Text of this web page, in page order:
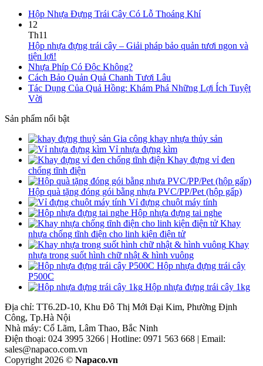
Hộp Nhựa Đựng Trái Cây Có Lỗ Thoáng Khí
12
Th11
Hộp nhựa đựng trái cây – Giải pháp bảo quản tươi ngon và
tiện lợi!
Nhựa Phíp Có Độc Không?
Cách Bảo Quản Quả Chanh Tươi Lâu
Tác Dụng Của Quả Hồng: Khám Phá Những Lợi Ích Tuyệt
Vời
Sản phẩm nổi bật
Gia công khay nhựa thủy sản
Vỉ nhựa đựng kìm
Khay đựng vỉ đen
chống tĩnh điện
Hộp quà tặng đóng gói bằng nhựa PVC/PP/Pet (hộp gấp)
Vỉ đựng chuột máy tính
Hộp nhựa đựng tai nghe
Khay
nhựa chống tĩnh điện cho linh kiện điện tử
Khay
nhựa trong suốt hình chữ nhật & hình vuông
Hộp nhựa đựng trái cây
P500C
Hộp nhựa đựng trái cây 1kg
Địa chỉ: TT6.2D-10, Khu Đô Thị Mới Đại Kim, Phường Định
Công, Tp.Hà Nội
Nhà máy: Cổ Lãm, Lâm Thao, Bắc Ninh
Điện thoại: 024 3995 3266 | Hotline: 0971 563 668 | Email:
sales@napaco.com.vn
Copyright 2026 © Napaco.vn